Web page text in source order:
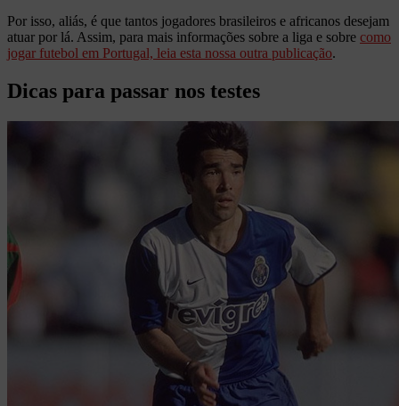
Por isso, aliás, é que tantos jogadores brasileiros e africanos desejam
atuar por lá. Assim, para mais informações sobre a liga e sobre como
jogar futebol em Portugal, leia esta nossa outra publicação.
Dicas para passar nos testes